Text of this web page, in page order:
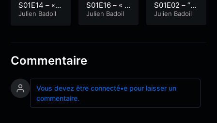
S01E14 – « G
ame Of Phau
Julien Badoil
S01E16 – « R
adio Vaudou
Julien Badoil
S01E02 – “Tr
ois chambre
Julien Badoil
Commentaire
Vous devez être connecté•e pour laisser un
commentaire.